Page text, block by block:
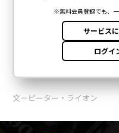
文＝ピーター・ライオン